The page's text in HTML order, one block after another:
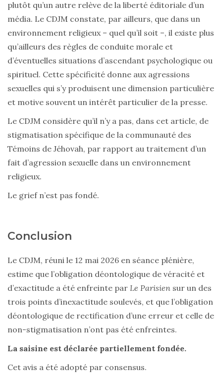
plutôt qu’un autre relève de la liberté éditoriale d’un
média. Le CDJM constate, par ailleurs, que dans un
environnement religieux – quel qu’il soit –, il existe plus
qu’ailleurs des règles de conduite morale et
d’éventuelles situations d’ascendant psychologique ou
spirituel. Cette spécificité donne aux agressions
sexuelles qui s’y produisent une dimension particulière
et motive souvent un intérêt particulier de la presse.
Le CDJM considère qu’il n’y a pas, dans cet article, de
stigmatisation spécifique de la communauté des
Témoins de Jéhovah, par rapport au traitement d’un
fait d’agression sexuelle dans un environnement
religieux.
Le grief n’est pas fondé.
Conclusion
Le CDJM, réuni le 12 mai 2026 en séance plénière,
estime que l’obligation déontologique de véracité et
d’exactitude a été enfreinte par Le Parisien sur un des
trois points d’inexactitude soulevés, et que l’obligation
déontologique de rectification d’une erreur et celle de
non-stigmatisation n’ont pas été enfreintes.
La saisine est déclarée partiellement fondée.
Cet avis a été adopté par consensus.